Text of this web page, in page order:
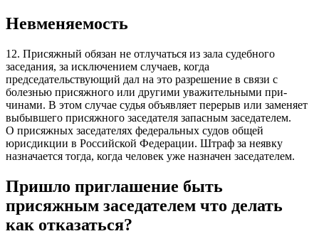
Невменяемость
12. Присяжный обязан не отлучаться из зала судебного
заседания, за исключением случаев, когда
председательствующий дал на это разре­шение в связи с
болезнью присяжного или другими уважительными при­
чинами. В этом случае судья объявляет перерыв или заменяет
выбывшего присяжного заседателя запасным заседателем.
О присяжных заседателях федеральных судов общей
юрисдикции в Российской Федерации. Штраф за неявку
назначается тогда, когда человек уже назначен заседателем.
Пришло приглашение быть
присяжным заседателем что делать
как отказаться?